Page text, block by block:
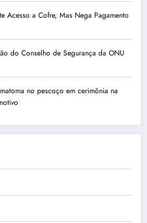
Acesso a Cofre, Mas Nega Pagamento
do Conselho de Segurança da ONU
no pescoço em cerimônia na